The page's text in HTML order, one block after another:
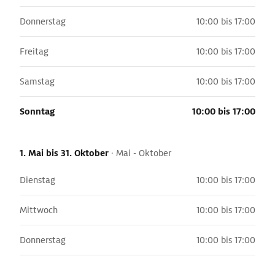
Donnerstag 10:00 bis 17:00
Freitag 10:00 bis 17:00
Samstag 10:00 bis 17:00
Sonntag 10:00 bis 17:00
1. Mai bis 31. Oktober · Mai - Oktober
Dienstag 10:00 bis 17:00
Mittwoch 10:00 bis 17:00
Donnerstag 10:00 bis 17:00